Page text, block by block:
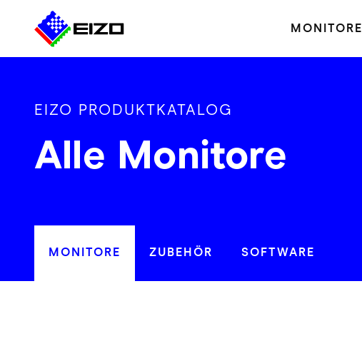
MONITORE
EIZO PRODUKTKATALOG
Alle Monitore
MONITORE ZUBEHÖR SOFTWARE